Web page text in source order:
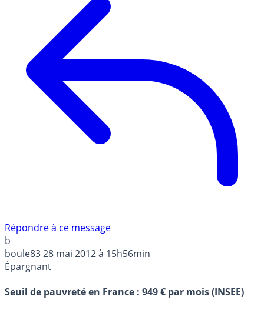
Répondre à ce message
b
boule8328 mai 2012 à 15h56min
Épargnant
Seuil de pauvreté en France : 949 € par mois (INSEE)